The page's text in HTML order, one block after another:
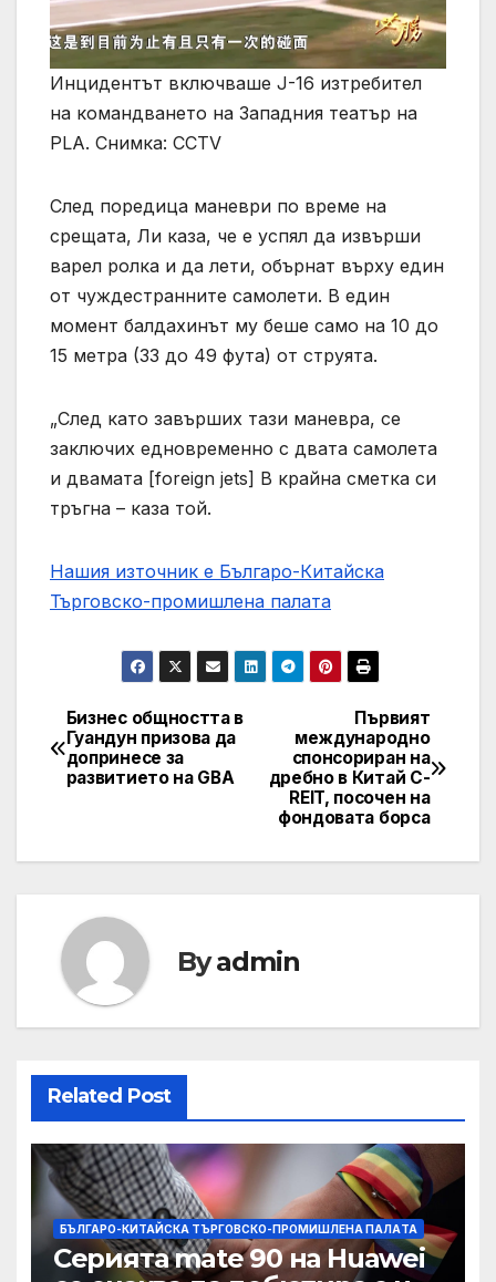
Инцидентът включваше J-16 изтребител
на командването на Западния театър на
PLA. Снимка: CCTV
След поредица маневри по време на
срещата, Ли каза, че е успял да извърши
варел ролка и да лети, обърнат върху един
от чуждестранните самолети. В един
момент балдахинът му беше само на 10 до
15 метра (33 до 49 фута) от струята.
„След като завърших тази маневра, се
заключих едновременно с двата самолета
и двамата [foreign jets] В крайна сметка си
тръгна – каза той.
Нашия източник е Българо-Китайска
Търговско-промишлена палaта
Post
navigation
Първият
международно
спонсориран на
дребно в Китай C-
REIT, посочен на
фондовата борса
Бизнес общността в
Гуандун призова да
допринесе за
развитието на GBA
Byadmin
Related Post
БЪЛГАРО-КИТАЙСКА ТЪРГОВСКО-ПРОМИШЛЕНА ПАЛAТА
Серията mate 90 на Huawei